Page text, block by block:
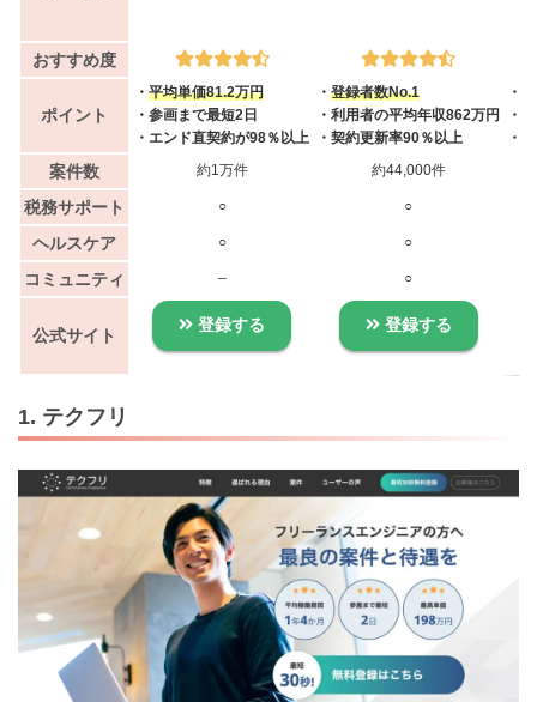
おすすめ度
ポイント
・ 平均単価81.2万円
・参画まで最短2日
・エンド直契約が98％以上
・ 登録者数No.1
・利用者の平均年収862万円
・契約更新率90％以上
・
・
・
案件数 約1万件 約44,000件
税務サポート ○ ○
ヘルスケア ○ ○
コミュニティ – ○
公式サイト
登録する 登録する
1. テクフリ